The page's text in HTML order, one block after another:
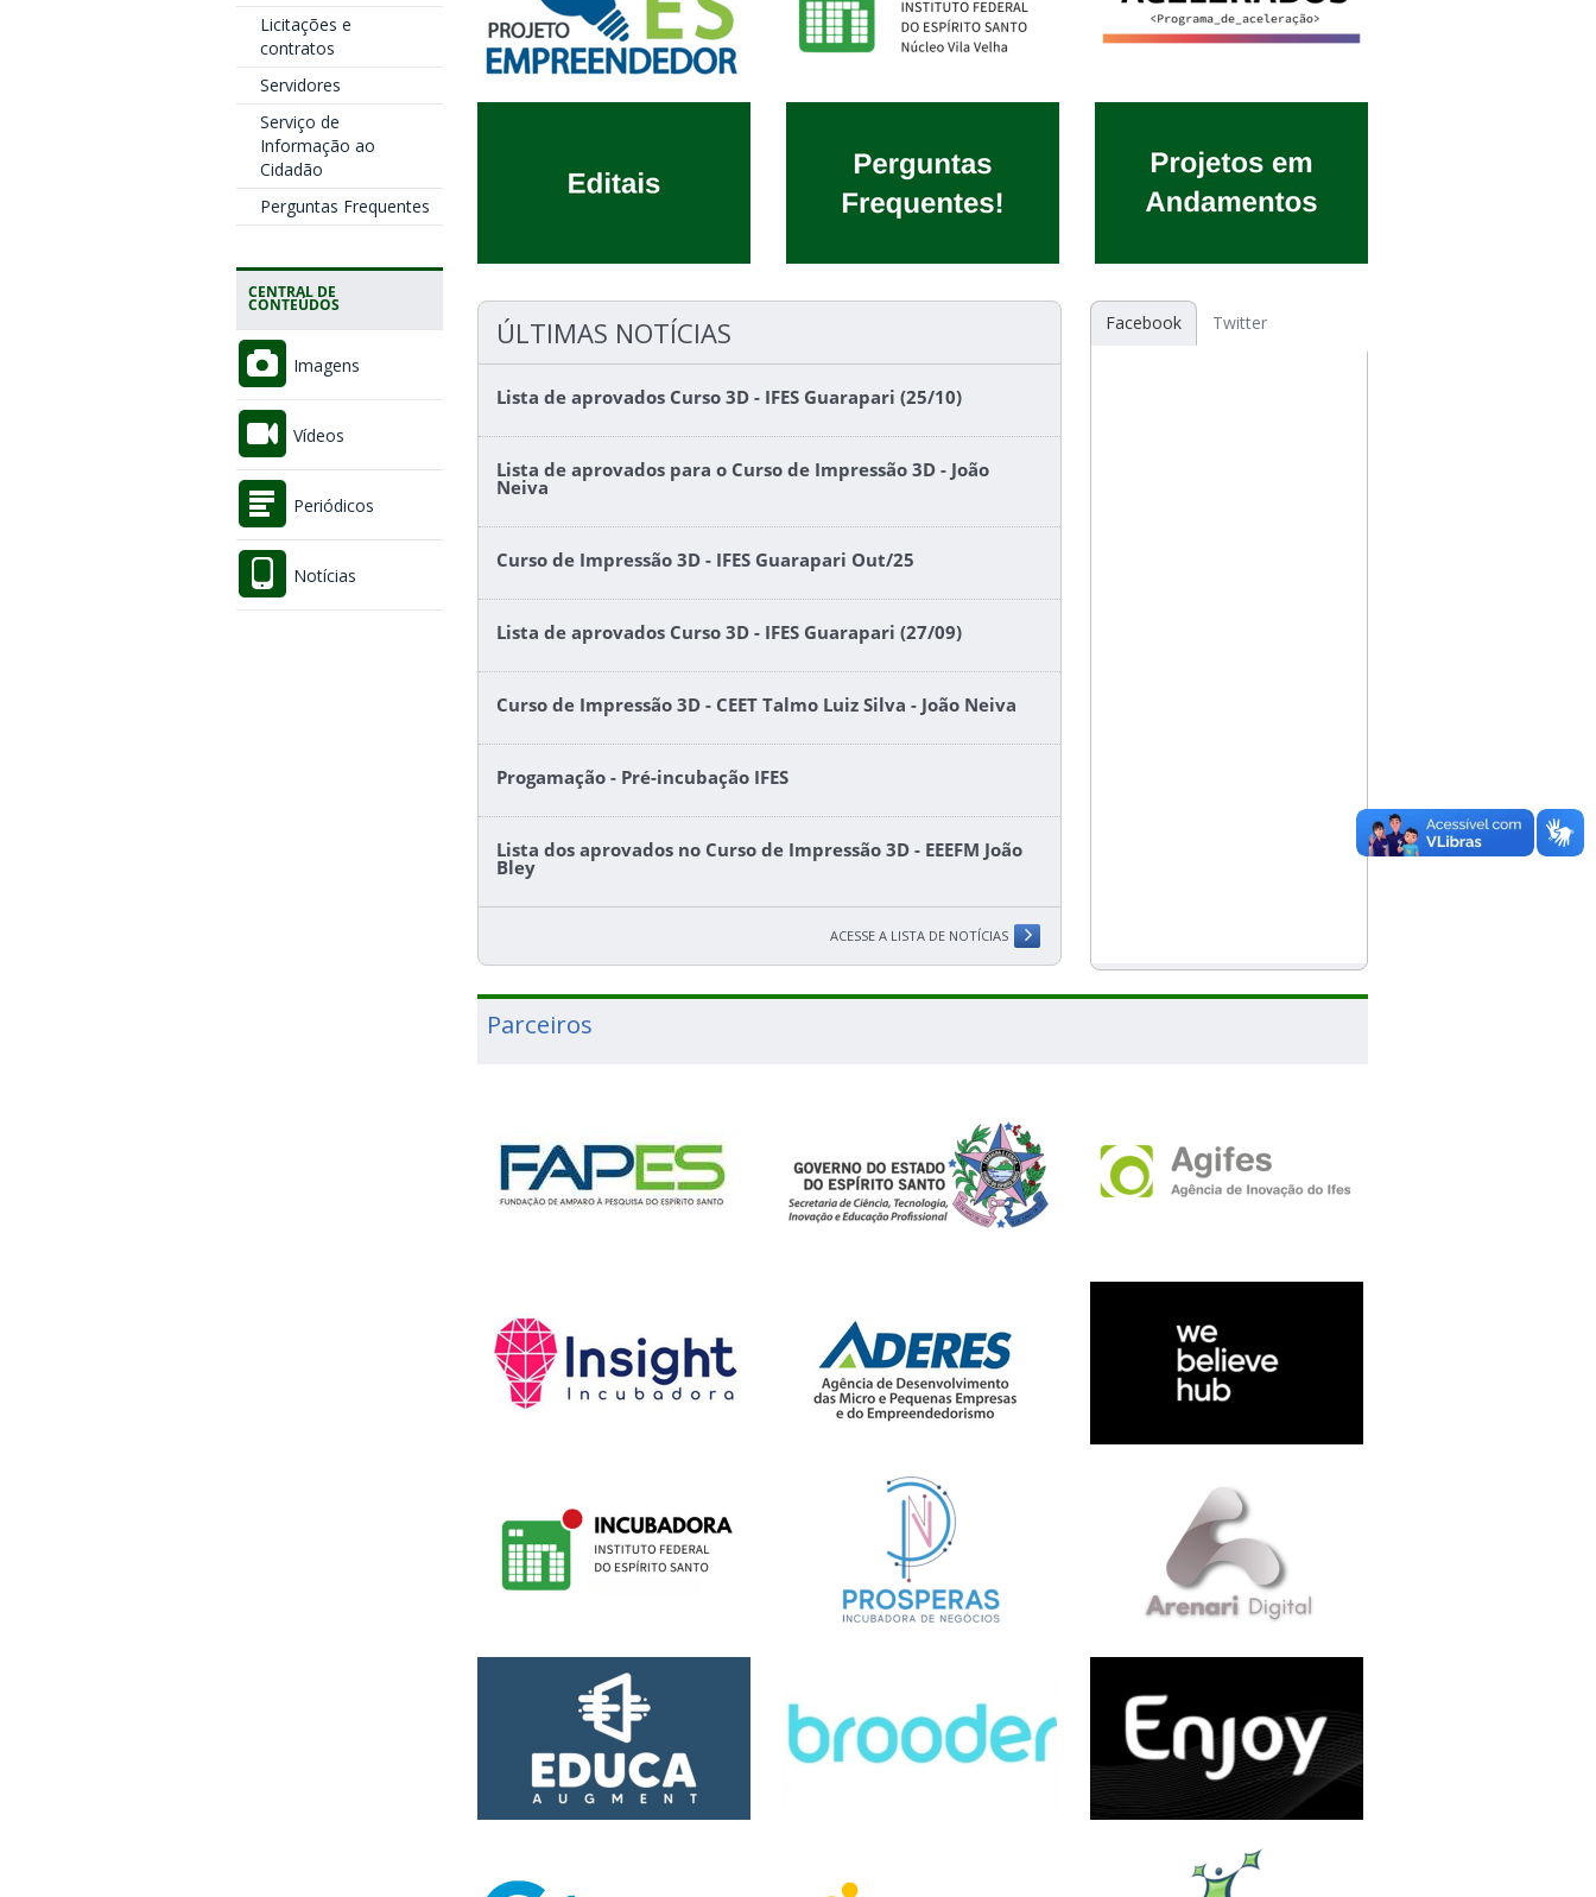
Licitações e
contratos
Servidores
Serviço de
Informação ao
Cidadão
Perguntas Frequentes
CENTRAL DE
CONTEÚDOS
Imagens
Vídeos
Periódicos
Notícias
ÚLTIMAS NOTÍCIAS
Lista de aprovados Curso 3D - IFES Guarapari (25/10)
Lista de aprovados para o Curso de Impressão 3D - João
Neiva
Curso de Impressão 3D - IFES Guarapari Out/25
Lista de aprovados Curso 3D - IFES Guarapari (27/09)
Curso de Impressão 3D - CEET Talmo Luiz Silva - João Neiva
Progamação - Pré-incubação IFES
Lista dos aprovados no Curso de Impressão 3D - EEEFM João
Bley
ACESSE A LISTA DE NOTÍCIAS
Facebook Twitter
Parceiros